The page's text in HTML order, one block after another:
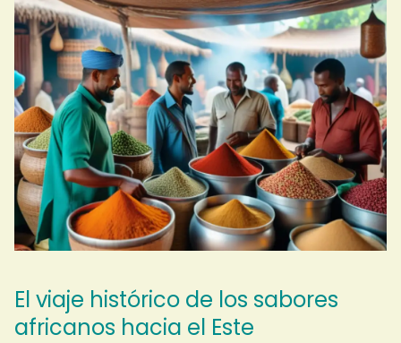
El viaje histórico de los sabores
africanos hacia el Este